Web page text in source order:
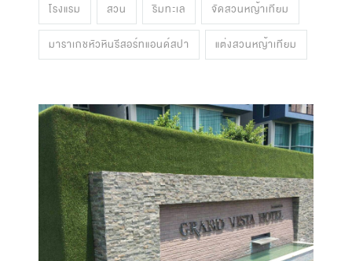
โรงแรม สวน ริมทะเล จัดสวนหญ้าเทียม
มาราเกชหัวหินรีสอร์ทแอนด์สปา แต่งสวนหญ้าเทียม